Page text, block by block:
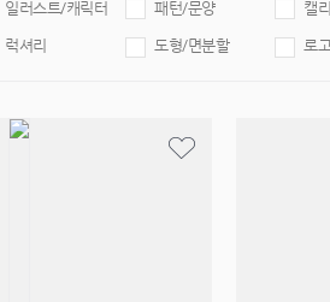
일러스트/캐릭터 패턴/문양 캘
럭셔리 도형/면분할 로고